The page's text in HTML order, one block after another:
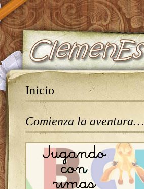
Inicio
Comienza la aventura…